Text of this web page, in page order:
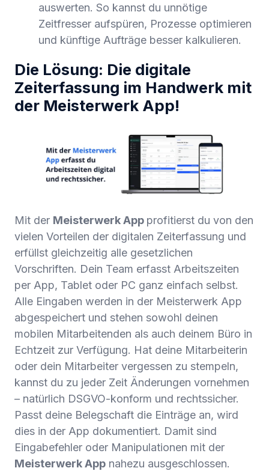
auswerten. So kannst du unnötige
Zeitfresser aufspüren, Prozesse optimieren
und künftige Aufträge besser kalkulieren.
Die Lösung: Die digitale
Zeiterfassung im Handwerk mit
der Meisterwerk App!
Mit der Meisterwerk App profitierst du von den
vielen Vorteilen der digitalen Zeiterfassung und
erfüllst gleichzeitig alle gesetzlichen
Vorschriften. Dein Team erfasst Arbeitszeiten
per App, Tablet oder PC ganz einfach selbst.
Alle Eingaben werden in der Meisterwerk App
abgespeichert und stehen sowohl deinen
mobilen Mitarbeitenden als auch deinem Büro in
Echtzeit zur Verfügung. Hat deine Mitarbeiterin
oder dein Mitarbeiter vergessen zu stempeln,
kannst du zu jeder Zeit Änderungen vornehmen
– natürlich DSGVO-konform und rechtssicher.
Passt deine Belegschaft die Einträge an, wird
dies in der App dokumentiert. Damit sind
Eingabefehler oder Manipulationen mit der
Meisterwerk App nahezu ausgeschlossen.